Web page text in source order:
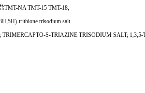
TMT-NA TMT-15 TMT-18;
trithione trisodium salt
S-TRIAZINE TRISODIUM SALT; 1,3,5-